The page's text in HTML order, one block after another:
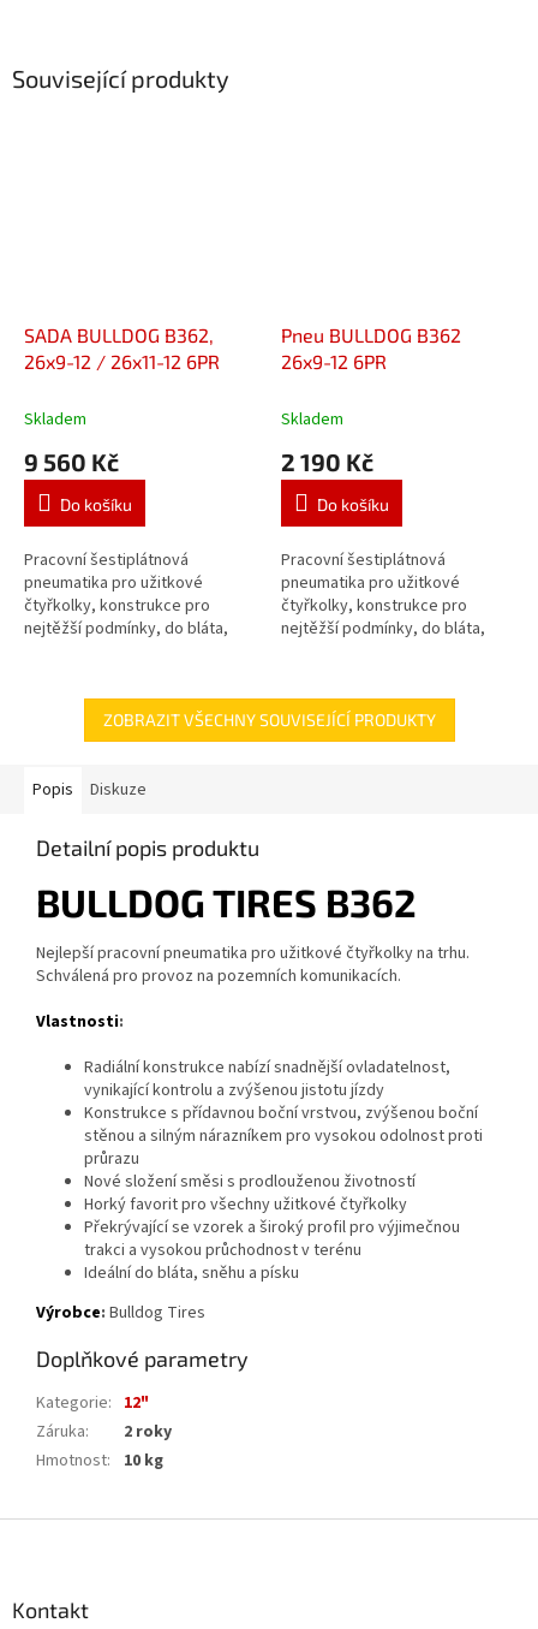
Související produkty
SADA BULLDOG B362,
26x9-12 / 26x11-12 6PR
Skladem
9 560 Kč
Do košíku
Pracovní šestiplátnová
pneumatika pro užitkové
čtyřkolky, konstrukce pro
nejtěžší podmínky, do bláta,
ovladatelnost, vysoká
Pneu BULLDOG B362
26x9-12 6PR
Skladem
2 190 Kč
Do košíku
Pracovní šestiplátnová
pneumatika pro užitkové
čtyřkolky, konstrukce pro
nejtěžší podmínky, do bláta,
ovladatelnost, vysoká
odolnost...
ZOBRAZIT VŠECHNY SOUVISEJÍCÍ PRODUKTY
Popis Diskuze
Detailní popis produktu
BULLDOG TIRES B362
Nejlepší pracovní pneumatika pro užitkové čtyřkolky na trhu.
Schválená pro provoz na pozemních komunikacích.
Vlastnosti:
Radiální konstrukce nabízí snadnější ovladatelnost,
vynikající kontrolu a zvýšenou jistotu jízdy
Konstrukce s přídavnou boční vrstvou, zvýšenou boční
stěnou a silným nárazníkem pro vysokou odolnost proti
průrazu
Nové složení směsi s prodlouženou životností
Horký favorit pro všechny užitkové čtyřkolky
Překrývající se vzorek a široký profil pro výjimečnou
trakci a vysokou průchodnost v terénu
Ideální do bláta, sněhu a písku
Výrobce: Bulldog Tires
Doplňkové parametry
Kategorie: 12"
Záruka:
2 roky
Hmotnost: 10 kg
Kontakt